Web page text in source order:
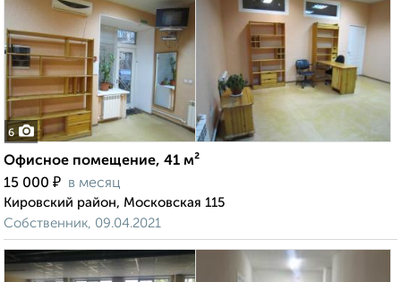
6
Офисное помещение, 41 м²
15 000 ₽ в месяц
Кировский район, Московская 115
Собственник, 09.04.2021